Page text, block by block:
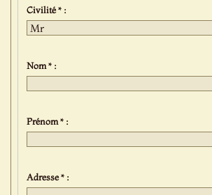
Civilité * :
Nom * :
Prénom * :
Adresse * :